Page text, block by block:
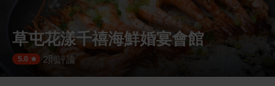
草屯花漾千禧海鮮婚宴會館
5.0 ·2則評論